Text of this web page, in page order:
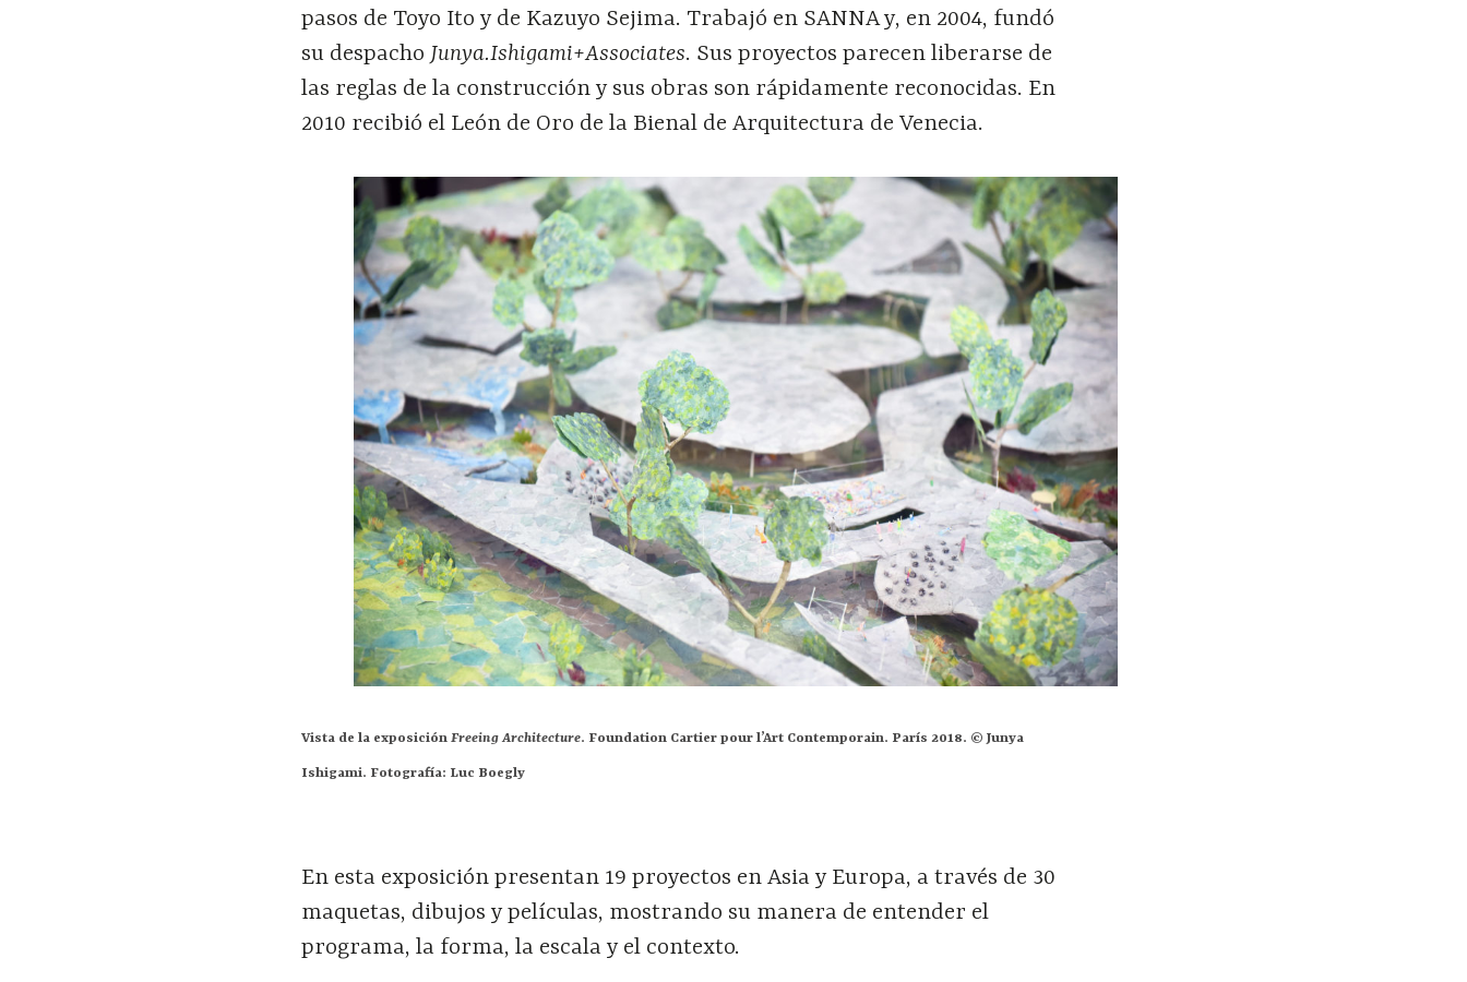
pasos de Toyo Ito y de Kazuyo Sejima. Trabajó en SANNA y, en 2004, fundó
su despachoJunya.Ishigami+Associates. Sus proyectos parecen liberarse de
las reglas de la construcción y sus obras son rápidamente reconocidas. En
2010 recibió el León de Oro de la Bienal de Arquitectura de Venecia.
Vista de la exposiciónFreeing Architecture. Foundation Cartier pour l’Art Contemporain. París 2018. © Junya
Ishigami. Fotografía: Luc Boegly
En esta exposición presentan 19 proyectos en Asia y Europa, a través de 30
maquetas, dibujos y películas, mostrando su manera de entender el
programa, la forma, la escala y el contexto.